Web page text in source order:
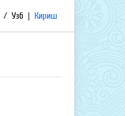
/ Узб | Кириш